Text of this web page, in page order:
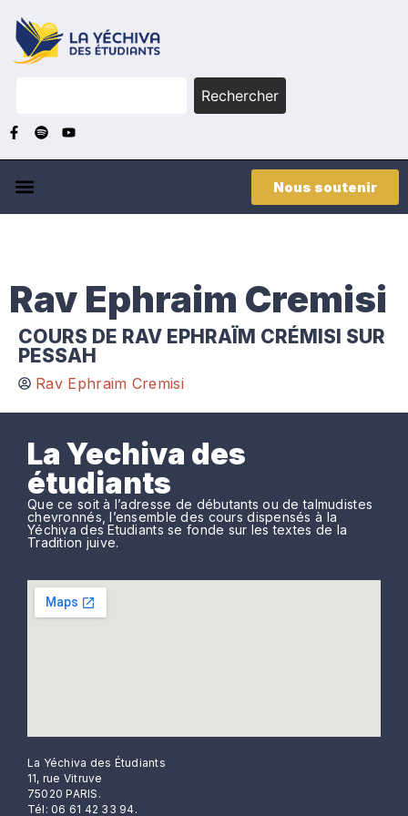
Rechercher
Nous soutenir
Rav Ephraim Cremisi
COURS DE RAV EPHRAÏM CRÉMISI SUR
PESSAH
Rav Ephraim Cremisi
La Yechiva des
étudiants
Que ce soit à l’adresse de débutants ou de talmudistes
chevronnés, l’ensemble des cours dispensés à la
Yéchiva des Etudiants se fonde sur les textes de la
Tradition juive.
La Yéchiva des Étudiants
11, rue Vitruve
75020 PARIS.
Tél: 06 61 42 33 94.